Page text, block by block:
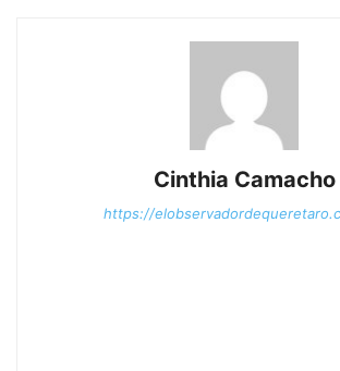
Cinthia Camacho
https://